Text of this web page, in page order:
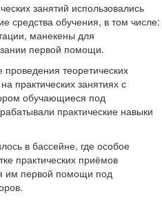
занятий использовались
средства обучения, в том числе:
манекены для
первой помощи.
теоретических
практических занятиях с
обучающиеся под
практические навыки
в бассейне, где особое
практических приёмов
им первой помощи под